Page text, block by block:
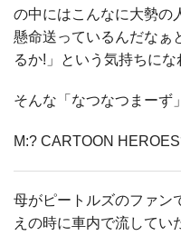
の中にはこんなに大勢の
懸命送っているんだなぁ
るか!」という気持ちにな
そんな「なつなつまーず
M:? CARTOON
母がピートルズのファン
えの時に車内で流してい